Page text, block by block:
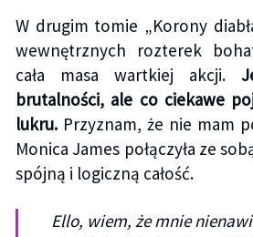
W drugim tomie „Korony
wewnętrznych rozterek
cała masa wartkiej akcji.
brutalności, ale co ciekawe
lukru.Przyznam, że nie mam
Monica James połączyła ze
spójną i logiczną całość.
Ello, wiem, że mnie